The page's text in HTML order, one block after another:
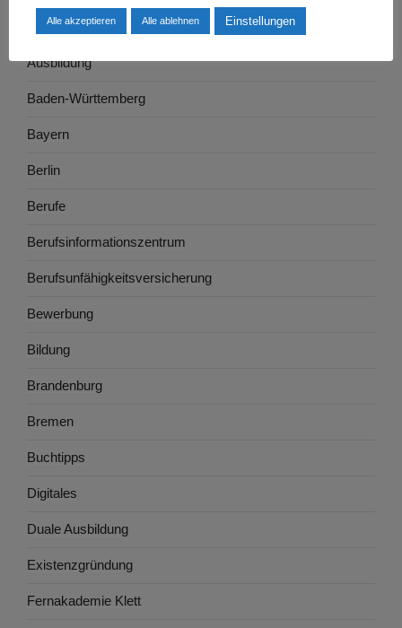
Arbeitszeugnis
Ausbildung
Baden-Württemberg
Bayern
Berlin
Berufe
Berufsinformationszentrum
Berufsunfähigkeitsversicherung
Bewerbung
Bildung
Brandenburg
Bremen
Buchtipps
Digitales
Duale Ausbildung
Existenzgründung
Fernakademie Klett
Alle akzeptieren Alle ablehnen Einstellungen